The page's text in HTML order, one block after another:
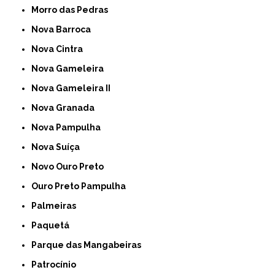
Morro das Pedras
Nova Barroca
Nova Cintra
Nova Gameleira
Nova Gameleira II
Nova Granada
Nova Pampulha
Nova Suíça
Novo Ouro Preto
Ouro Preto Pampulha
Palmeiras
Paquetá
Parque das Mangabeiras
Patrocínio